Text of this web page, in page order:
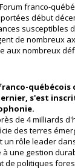
franco-
début
susceptibles
de nombreux
aux nombreux
québécois
s'est
de 4 milliards
des terres
un rôle leader
une gestion
de politiques